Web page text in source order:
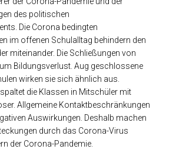
des politischen
Die Corona bedingten
im offenen Schulalltag behindern den
miteinander. Die Schließungen von
Bildungsverlust. Aug geschlossene
wirken sie sich ähnlich aus.
die Klassen in Mitschüler mit
Allgemeine Kontaktbeschränkungen
Auswirkungen. Deshalb machen
durch das Corona-Virus
der Corona-Pandemie.